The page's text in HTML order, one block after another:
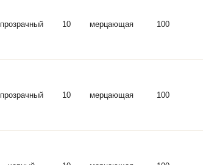
прозрачный 10 мерцающая 100
прозрачный 10 мерцающая 100